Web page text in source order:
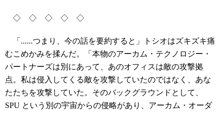
◇ ◇ ◇ ◇ ◇
「......つまり、今の話を要約すると」トシオはズキズキ痛
むこめかみを揉んだ。「本物のアーカム・テクノロジー・
パートナーズは別にあって、あのオフィスは敵の攻撃拠
点。私は侵入してくる敵を攻撃していたのではなく、あな
たたちを攻撃していた。そのバックグラウンドとして、
SPU という別の宇宙からの侵略があり、アーカム・オーダ